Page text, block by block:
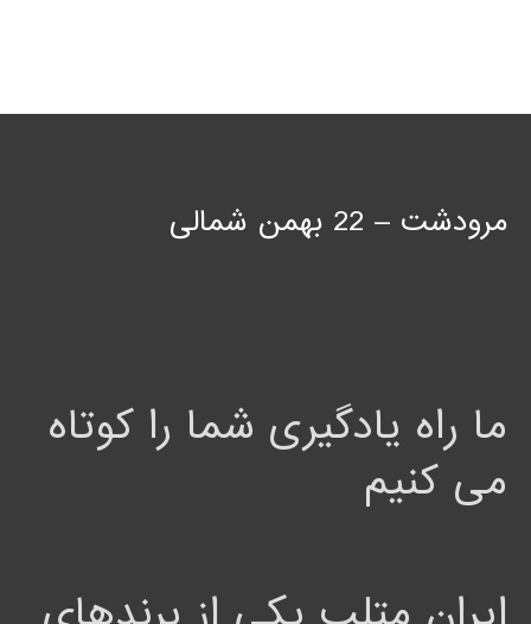
مرودشت – 22 بهمن شمالی
ما راه یادگیری شما را کوتاه
می کنیم